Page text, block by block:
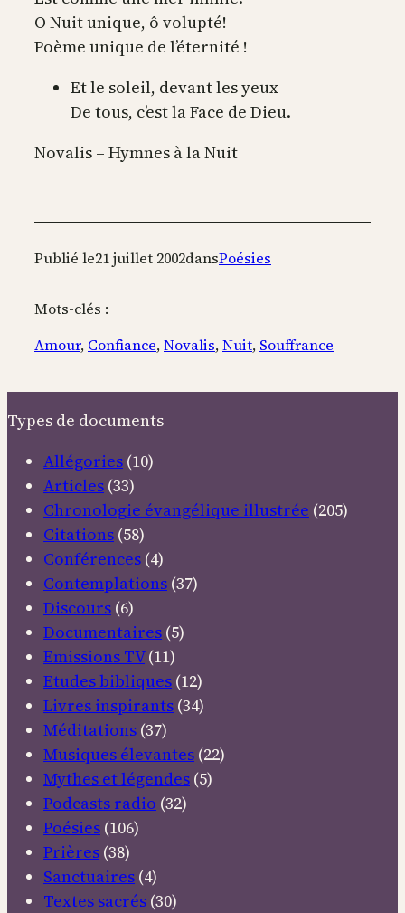
O Nuit unique, ô volupté!
Poème unique de l’éternité !
Et le soleil, devant les yeux
De tous, c’est la Face de Dieu.
Novalis – Hymnes à la Nuit
Publié le21 juillet 2002dansPoésies
Mots-clés :
Amour, Confiance, Novalis, Nuit, Souffrance
Types de documents
Allégories (10)
Articles (33)
Chronologie évangélique illustrée (205)
Citations (58)
Conférences (4)
Contemplations (37)
Discours (6)
Documentaires (5)
Emissions TV(11)
Etudes bibliques (12)
Livres inspirants (34)
Méditations (37)
Musiques élevantes (22)
Mythes et légendes (5)
Podcasts radio (32)
Poésies (106)
Prières (38)
Sanctuaires (4)
Textes sacrés (30)